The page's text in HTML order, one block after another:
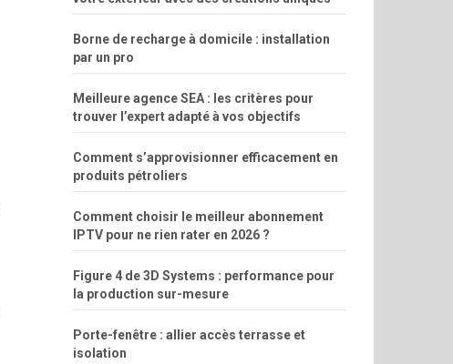
Borne de recharge à domicile : installation
par un pro
Meilleure agence SEA : les critères pour
trouver l’expert adapté à vos objectifs
Comment s’approvisionner efficacement en
produits pétroliers
Comment choisir le meilleur abonnement
IPTV pour ne rien rater en 2026 ?
Figure 4 de 3D Systems : performance pour
la production sur-mesure
Porte-fenêtre : allier accès terrasse et
isolation